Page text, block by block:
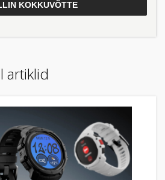
artiklid